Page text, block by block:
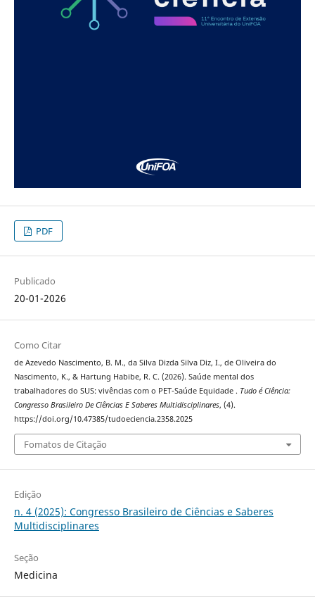
PDF
Publicado
20-01-2026
Como Citar
de Azevedo Nascimento, B. M., da Silva Dizda Silva Diz, I., de Oliveira do
Nascimento, K., & Hartung Habibe, R. C. (2026). Saúde mental dos
trabalhadores do SUS: vivências com o PET-Saúde Equidade . Tudo é Ciência:
Congresso Brasileiro De Ciências E Saberes Multidisciplinares, (4).
https://doi.org/10.47385/tudoeciencia.2358.2025
Fomatos de Citação
Edição
n. 4 (2025): Congresso Brasileiro de Ciências e Saberes
Multidisciplinares
Seção
Medicina